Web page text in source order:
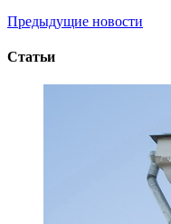
Предыдущие новости
Статьи